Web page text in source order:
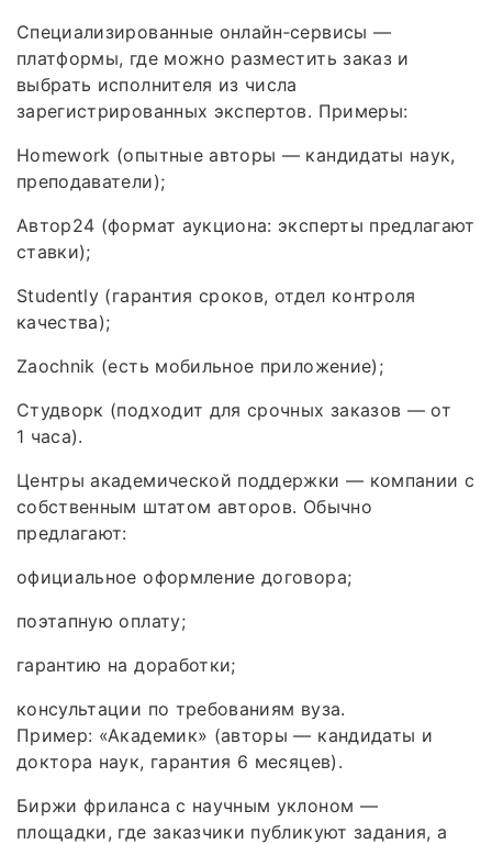
Специализированные онлайн‑сервисы —
платформы, где можно разместить заказ и
выбрать исполнителя из числа
зарегистрированных экспертов. Примеры:
Homework (опытные авторы — кандидаты наук,
преподаватели);
Автор24 (формат аукциона: эксперты предлагают
ставки);
Studently (гарантия сроков, отдел контроля
качества);
Zaochnik (есть мобильное приложение);
Студворк (подходит для срочных заказов — от
1 часа).
Центры академической поддержки — компании с
собственным штатом авторов. Обычно
предлагают:
официальное оформление договора;
поэтапную оплату;
гарантию на доработки;
консультации по требованиям вуза.
Пример: «Академик» (авторы — кандидаты и
доктора наук, гарантия 6 месяцев).
Биржи фриланса с научным уклоном —
площадки, где заказчики публикуют задания, а